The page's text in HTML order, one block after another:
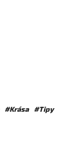
#Krása #Tipy